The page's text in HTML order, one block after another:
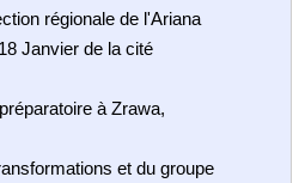
régionale de l'Ariana
Janvier de la cité
à Zrawa,
et du groupe